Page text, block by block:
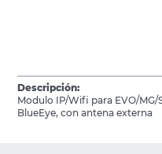
Descripción:
Modulo IP/Wifi para EVO/MG/
BlueEye, con antena externa